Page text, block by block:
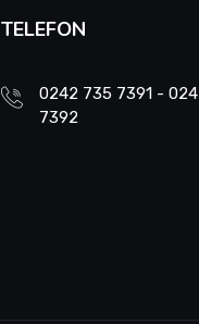
TELEFON
0242 735 7391 -
7392